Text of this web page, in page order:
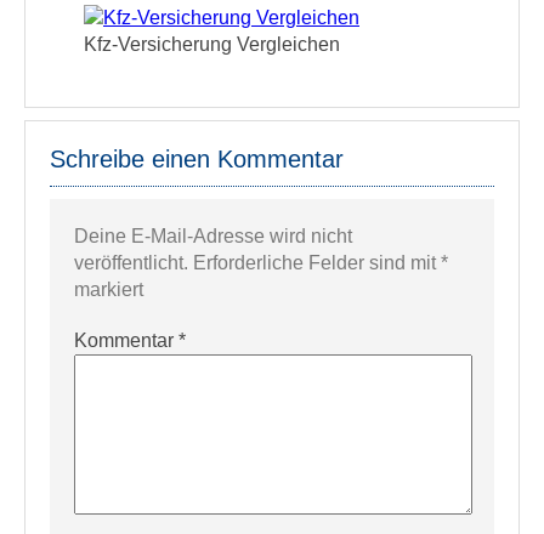
Kfz-Versicherung Vergleichen
Schreibe einen Kommentar
Deine E-Mail-Adresse wird nicht
veröffentlicht. Erforderliche Felder sind mit*
markiert
Kommentar *